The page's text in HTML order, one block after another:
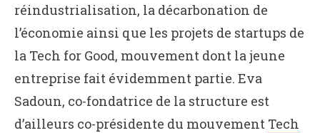
réindustrialisation, la décarbonation de
l’économie ainsi que les projets de startups de
la Tech for Good, mouvement dont la jeune
entreprise fait évidemment partie. Eva
Sadoun, co-fondatrice de la structure est
d’ailleurs co-présidente du mouvement Tech